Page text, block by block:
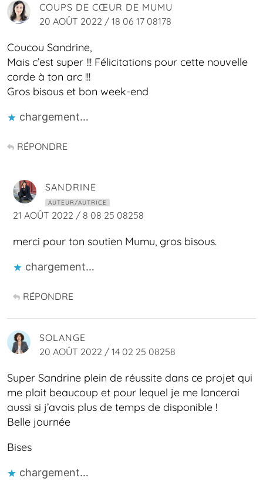
COUPS DE CŒUR DE MUMU
20 AOÛT 2022 / 18 06 17 08178
Coucou Sandrine,
Mais c’est super !!! Félicitations pour cette nouvelle
corde à ton arc !!!
Gros bisous et bon week-end
chargement…
RÉPONDRE
SANDRINE
AUTEUR/AUTRICE
21 AOÛT 2022 / 8 08 25 08258
merci pour ton soutien Mumu, gros bisous.
chargement…
RÉPONDRE
SOLANGE
20 AOÛT 2022 / 14 02 25 08258
Super Sandrine plein de réussite dans ce projet qui
me plait beaucoup et pour lequel je me lancerai
aussi si j’avais plus de temps de disponible !
Belle journée
Bises
chargement…